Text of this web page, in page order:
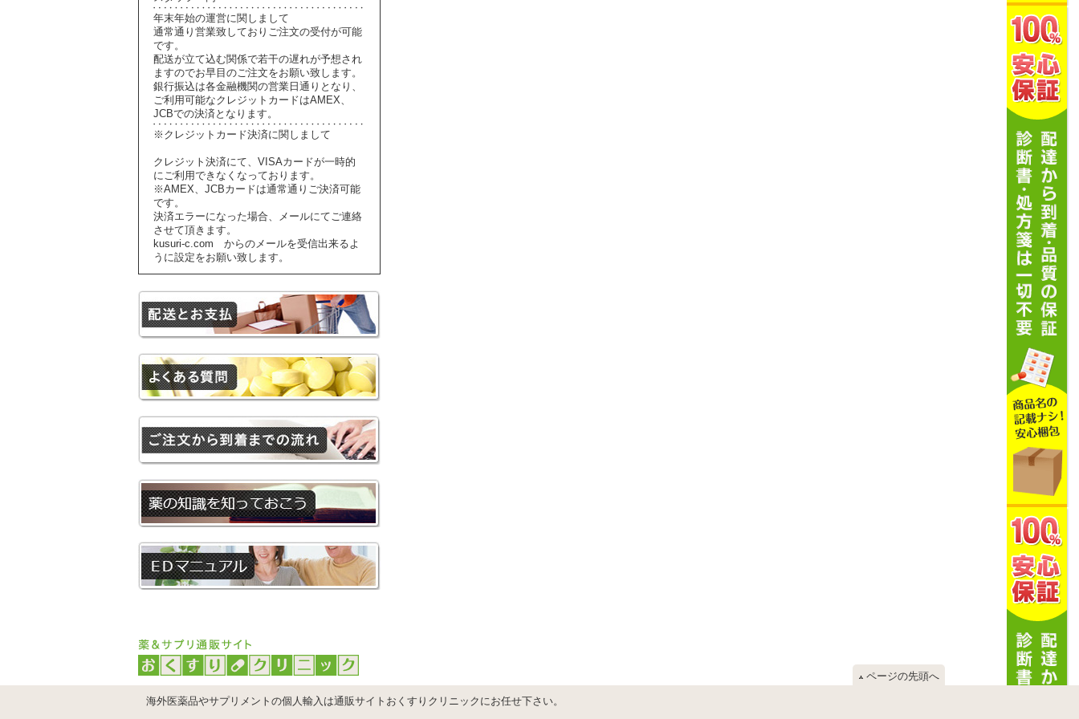
年末年始の運営に関しまして
通常通り営業致しておりご注文の受付が可能
です。
配送が立て込む関係で若干の遅れが予想され
ますのでお早目のご注文をお願い致します。
銀行振込は各金融機関の営業日通りとなり、
ご利用可能なクレジットカードはAMEX、
JCBでの決済となります。
※クレジットカード決済に関しまして
クレジット決済にて、VISAカードが一時的
にご利用できなくなっております。
※AMEX、JCBカードは通常通りご決済可能
です。
決済エラーになった場合、メールにてご連絡
させて頂きます。
kusuri-c.com からのメールを受信出来るよ
うに設定をお願い致します。
ページの先頭へ
海外医薬品やサプリメントの個人輸入は通販サイトおくすりクリニックにお任せ下さい。